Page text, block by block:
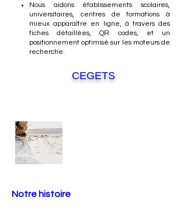
Nous aidons établissements scolaires,
universitaires, centres de formations à
mieux apparaître en ligne, à travers des
fiches détaillées, QR codes, et un
positionnement optimisé sur les moteurs de
recherche.
CEGETS
Notre histoire